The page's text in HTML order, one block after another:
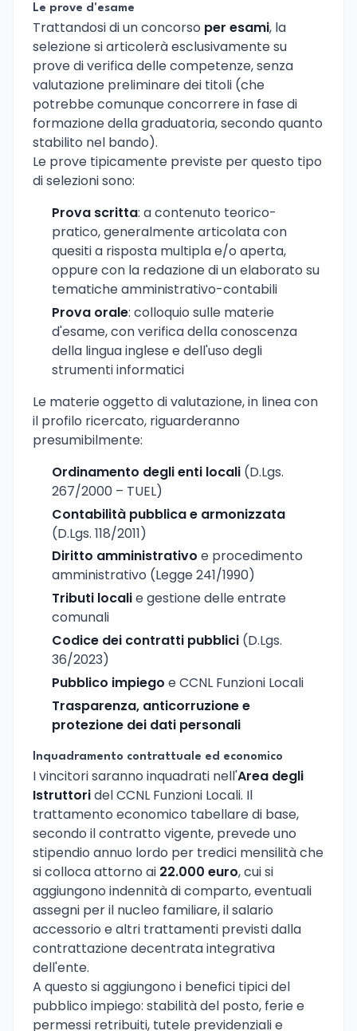
Le prove d'esame
Trattandosi di un concorso per esami, la
selezione si articolerà esclusivamente su
prove di verifica delle competenze, senza
valutazione preliminare dei titoli (che
potrebbe comunque concorrere in fase di
formazione della graduatoria, secondo quanto
stabilito nel bando).
Le prove tipicamente previste per questo tipo
di selezioni sono:
Prova scritta: a contenuto teorico-
pratico, generalmente articolata con
quesiti a risposta multipla e/o aperta,
oppure con la redazione di un elaborato su
tematiche amministrativo-contabili
Prova orale: colloquio sulle materie
d'esame, con verifica della conoscenza
della lingua inglese e dell'uso degli
strumenti informatici
Le materie oggetto di valutazione, in linea con
il profilo ricercato, riguarderanno
presumibilmente:
Ordinamento degli enti locali (D.Lgs.
267/2000 – TUEL)
Contabilità pubblica e armonizzata
(D.Lgs. 118/2011)
Diritto amministrativo e procedimento
amministrativo (Legge 241/1990)
Tributi localie gestione delle entrate
comunali
Codice dei contratti pubblici (D.Lgs.
36/2023)
Pubblico impiego e CCNL Funzioni Locali
Trasparenza, anticorruzione e
protezione dei dati personali
Inquadramento contrattuale ed economico
I vincitori saranno inquadrati nell'Area degli
Istruttoridel CCNL Funzioni Locali. Il
trattamento economico tabellare di base,
secondo il contratto vigente, prevede uno
stipendio annuo lordo per tredici mensilità che
si colloca attorno ai 22.000 euro, cui si
aggiungono indennità di comparto, eventuali
assegni per il nucleo familiare, il salario
accessorio e altri trattamenti previsti dalla
contrattazione decentrata integrativa
dell'ente.
A questo si aggiungono i benefici tipici del
pubblico impiego: stabilità del posto, ferie e
permessi retribuiti, tutele previdenziali e